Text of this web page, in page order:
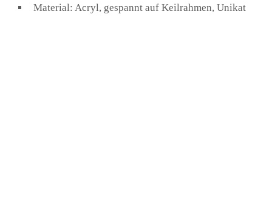
Material: Acryl, gespannt auf Keilrahmen, Unikat